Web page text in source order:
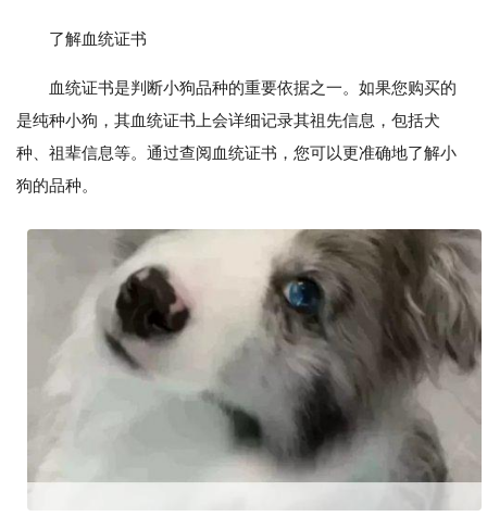
了解血统证书
血统证书是判断小狗品种的重要依据之一。如果您购买的
是纯种小狗，其血统证书上会详细记录其祖先信息，包括犬
种、祖辈信息等。通过查阅血统证书，您可以更准确地了解小
狗的品种。